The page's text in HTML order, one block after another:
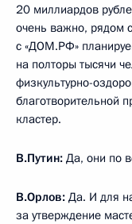
20 миллиардов
очень важно, рядом
с «ДОМ.РФ»
на полторы тысячи
физкультурно-
благотворительной
кластер.
В.Путин: Да, они по
В.Орлов: Да. И для
за утверждение